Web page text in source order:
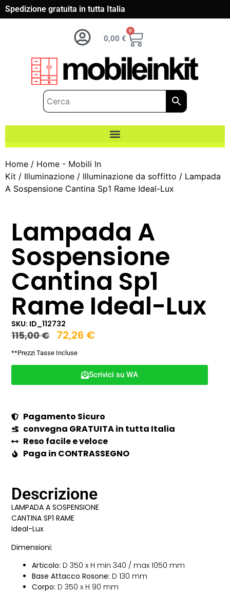
Spedizione gratuita in tutta Italia
0,00 €
0
Home / Home - Mobili In
Kit / Illuminazione / Illuminazione da soffitto / Lampada
A Sospensione Cantina Sp1 Rame Ideal-Lux
Lampada A
Sospensione
Cantina Sp1
Rame Ideal-Lux
SKU: ID_112732
115,00€ 72,26 €
**Prezzi Tasse Incluse
Scrivici su WA
Pagamento Sicuro
convegna GRATUITA in tutta Italia
Reso facile e veloce
Paga in CONTRASSEGNO
Descrizione
LAMPADA A SOSPENSIONE
CANTINA SP1 RAME
Ideal-Lux
Dimensioni:
Articolo: D 350 x H min 340 / max 1050 mm
Base Attacco Rosone: D 130 mm
Corpo: D 350 x H 90 mm